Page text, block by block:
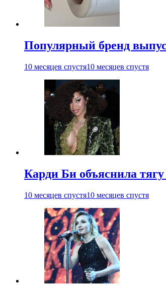
Популярный бренд
10 месяцев спустя10 месяцев спустя
Карди Би объяснила
10 месяцев спустя10 месяцев спустя